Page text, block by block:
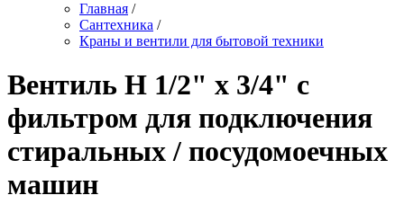
Главная /
Сантехника /
Краны и вентили для бытовой техники
Вентиль Н 1/2" х 3/4" с
фильтром для подключения
стиральных / посудомоечных
машин